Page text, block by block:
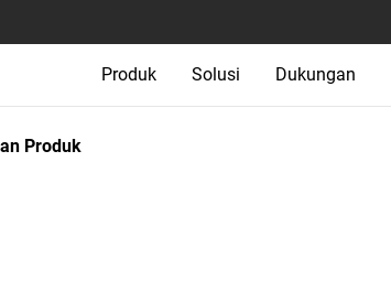
Produk Solusi Dukungan
Produk